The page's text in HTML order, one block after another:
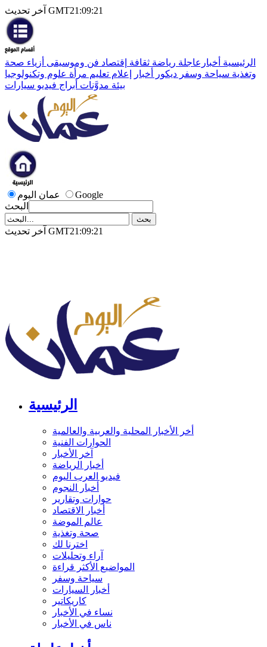
آخر تحديث GMT21:09:21
الرئيسية أخبارعاجلة رياضة ثقافة إقتصاد فن وموسيقى أزياء صحة
وتغذية سياحة وسفر ديكور أخبار إعلام تعليم مرأة علوم وتكنولوجيا
بيئة مدوَّنات أبراج فيديو سيارات
عمان اليوم
Google
البحث
آخر تحديث GMT21:09:21
الرئيسية
أخر الأخبار المحلية والعربية والعالمية
الحوارات الفنية
آخر الأخبار
أخبار الرياضة
فيديو العرب اليوم
أخبار النجوم
حوارات وتقارير
أخبار الاقتصاد
عالم الموضة
صحة وتغذية
اخترنا لك
آراء وتحليلات
المواضيع الأكثر قراءة
سياحة وسفر
أخبار السيارات
كاريكاتير
نساء في الأخبار
ناس في الأخبار